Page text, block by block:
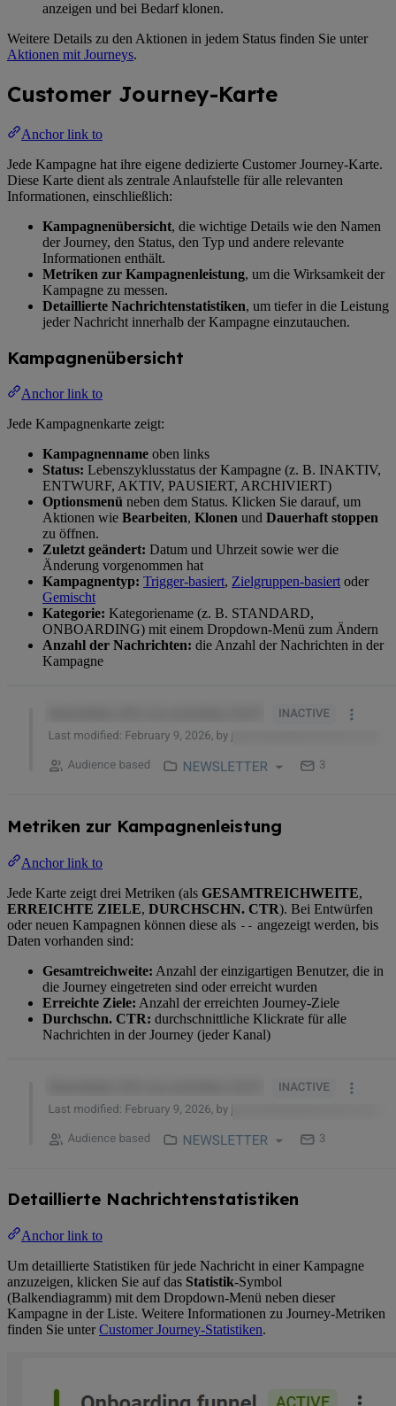
anzeigen und bei Bedarf klonen.
Weitere Details zu den Aktionen in jedem Status finden Sie unter
Aktionen mit Journeys.
Customer Journey-Karte
Anchor link to
Jede Kampagne hat ihre eigene dedizierte Customer Journey-Karte.
Diese Karte dient als zentrale Anlaufstelle für alle relevanten
Informationen, einschließlich:
Kampagnenübersicht, die wichtige Details wie den Namen
der Journey, den Status, den Typ und andere relevante
Informationen enthält.
Metriken zur Kampagnenleistung, um die Wirksamkeit der
Kampagne zu messen.
Detaillierte Nachrichtenstatistiken, um tiefer in die Leistung
jeder Nachricht innerhalb der Kampagne einzutauchen.
Kampagnenübersicht
Anchor link to
Jede Kampagnenkarte zeigt:
Kampagnenname oben links
Status: Lebenszyklusstatus der Kampagne (z. B. INAKTIV,
ENTWURF, AKTIV, PAUSIERT, ARCHIVIERT)
Optionsmenü neben dem Status. Klicken Sie darauf, um
Aktionen wie Bearbeiten, Klonen und Dauerhaft stoppen
zu öffnen.
Zuletzt geändert: Datum und Uhrzeit sowie wer die
Änderung vorgenommen hat
Kampagnentyp: Trigger-basiert, Zielgruppen-basiert oder
Gemischt
Kategorie: Kategoriename (z. B. STANDARD,
ONBOARDING) mit einem Dropdown-Menü zum Ändern
Anzahl der Nachrichten: die Anzahl der Nachrichten in der
Kampagne
Metriken zur Kampagnenleistung
Anchor link to
Jede Karte zeigt drei Metriken (als GESAMTREICHWEITE,
ERREICHTE ZIELE, DURCHSCHN. CTR). Bei Entwürfen
oder neuen Kampagnen können diese als -- angezeigt werden, bis
Daten vorhanden sind:
Gesamtreichweite: Anzahl der einzigartigen Benutzer, die in
die Journey eingetreten sind oder erreicht wurden
Erreichte Ziele: Anzahl der erreichten Journey-Ziele
Durchschn. CTR: durchschnittliche Klickrate für alle
Nachrichten in der Journey (jeder Kanal)
Detaillierte Nachrichtenstatistiken
Anchor link to
Um detaillierte Statistiken für jede Nachricht in einer Kampagne
anzuzeigen, klicken Sie auf das Statistik-Symbol
(Balkendiagramm) mit dem Dropdown-Menü neben dieser
Kampagne in der Liste. Weitere Informationen zu Journey-Metriken
finden Sie unterCustomer Journey-Statistiken.